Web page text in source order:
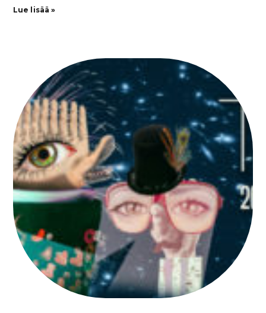
Lue lisää »